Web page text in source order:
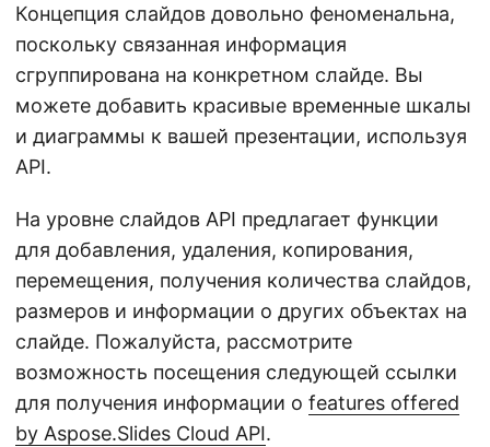
Концепция слайдов довольно феноменальна,
поскольку связанная информация
сгруппирована на конкретном слайде. Вы
можете добавить красивые временные шкалы
и диаграммы к вашей презентации, используя
API.
На уровне слайдов API предлагает функции
для добавления, удаления, копирования,
перемещения, получения количества слайдов,
размеров и информации о других объектах на
слайде. Пожалуйста, рассмотрите
возможность посещения следующей ссылки
для получения информации о features offered
by Aspose.Slides Cloud API.